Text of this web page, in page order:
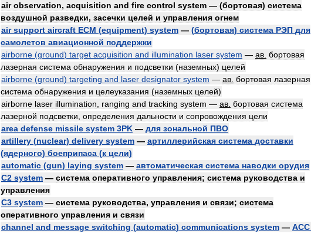
air observation, acquisition and fire control system — (бортовая) система
воздушной разведки, засечки целей и управления огнем
air support aircraft ECM (equipment) system — (бортовая) система РЭП для
самолетов авиационной поддержки
airborne (ground) target acquisition and illumination laser system — ав бортовая
лазерная система обнаружения и подсветки (наземных) целей
airborne (ground) targeting and laser designator system — ав бортовая лазерная
система обнаружения и целеуказания (наземных целей)
airborne laser illumination ranging and tracking system — ав бортовая система
лазерной подсветки определения дальности и сопровождения цели
area defense missile system 3PK — для зональной ПВО
artillery (nuclear) delivery system — артиллерийская система доставки
(ядерного) боеприпаса (к цели)
automatic (gun) laying system — автоматическая система наводки орудия
C2 system — система оперативного управления; система руководства и
управления
C3 system — система руководства, управления и связи; система
оперативного управления и связи
channel and message switching (automatic) communications system — АСС